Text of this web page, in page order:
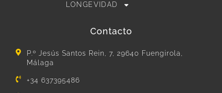
LONGEVIDAD
Contacto
P.º Jesús Santos Rein, 7, 29640 Fuengirola,
Málaga
+34 637395486